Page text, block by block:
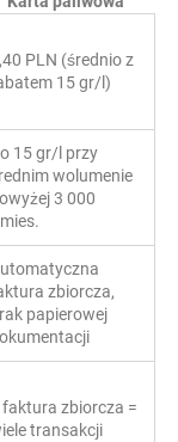
PLN (średnio z
15 gr/l)
15 gr/l przy
wolumenie
3 000
zbiorcza,
papierowej
faktura zbiorcza =
transakcji